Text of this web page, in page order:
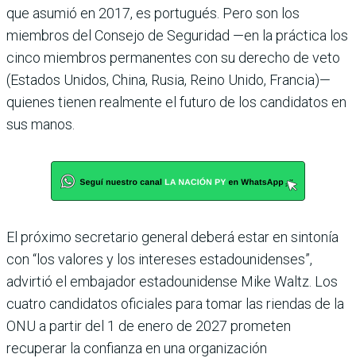
que asumió en 2017, es portugués. Pero son los
miembros del Consejo de Seguridad —en la práctica los
cinco miembros permanentes con su derecho de veto
(Estados Unidos, China, Rusia, Reino Unido, Francia)—
quienes tienen realmente el futuro de los candidatos en
sus manos.
El próximo secretario general deberá estar en sintonía
con “los valores y los intereses estadounidenses”,
advirtió el embajador estadounidense Mike Waltz. Los
cuatro candidatos oficiales para tomar las riendas de la
ONU a partir del 1 de enero de 2027 prometen
recuperar la confianza en una organización